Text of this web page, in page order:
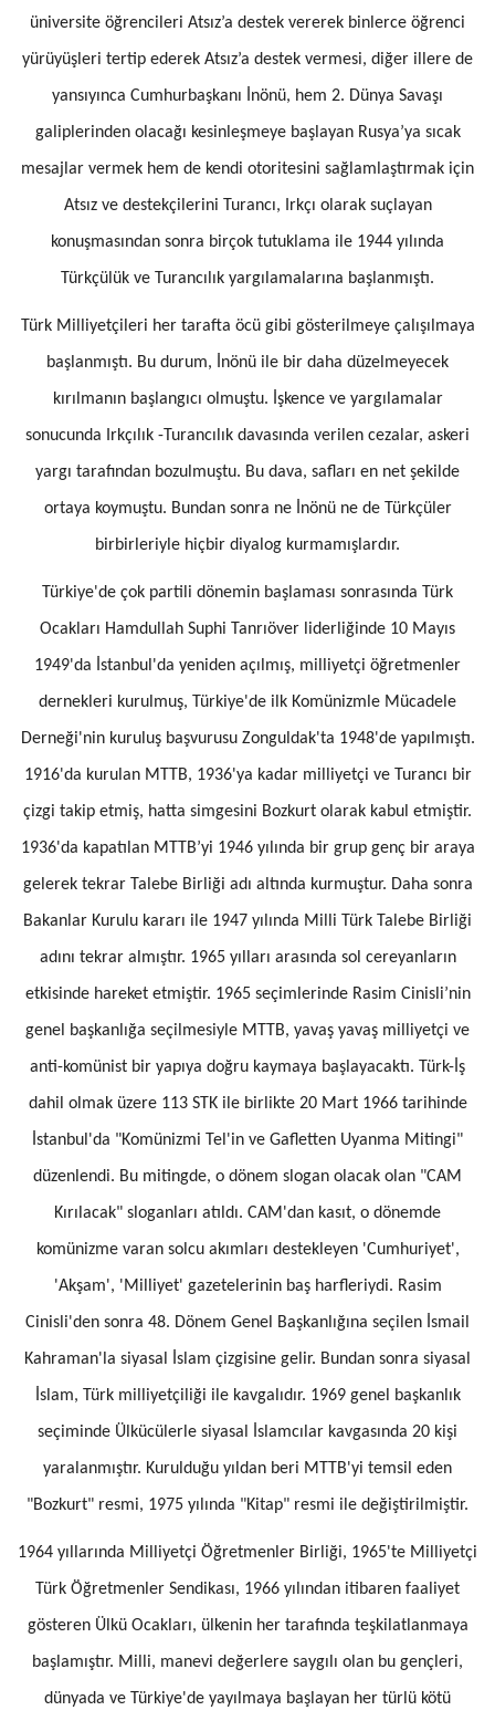
üniversite öğrencileri Atsız’a destek vererek binlerce öğrenci
yürüyüşleri tertip ederek Atsız’a destek vermesi, diğer illere de
yansıyınca Cumhurbaşkanı İnönü, hem 2. Dünya Savaşı
galiplerinden olacağı kesinleşmeye başlayan Rusya’ya sıcak
mesajlar vermek hem de kendi otoritesini sağlamlaştırmak için
Atsız ve destekçilerini Turancı, Irkçı olarak suçlayan
konuşmasından sonra birçok tutuklama ile 1944 yılında
Türkçülük ve Turancılık yargılamalarına başlanmıştı.
Türk Milliyetçileri her tarafta öcü gibi gösterilmeye çalışılmaya
başlanmıştı. Bu durum, İnönü ile bir daha düzelmeyecek
kırılmanın başlangıcı olmuştu. İşkence ve yargılamalar
sonucunda Irkçılık -Turancılık davasında verilen cezalar, askeri
yargı tarafından bozulmuştu. Bu dava, safları en net şekilde
ortaya koymuştu. Bundan sonra ne İnönü ne de Türkçüler
birbirleriyle hiçbir diyalog kurmamışlardır.
Türkiye'de çok partili dönemin başlaması sonrasında Türk
Ocakları Hamdullah Suphi Tanrıöver liderliğinde 10 Mayıs
1949'da İstanbul'da yeniden açılmış, milliyetçi öğretmenler
dernekleri kurulmuş, Türkiye'de ilk Komünizmle Mücadele
Derneği'nin kuruluş başvurusu Zonguldak'ta 1948'de yapılmıştı.
1916'da kurulan MTTB, 1936'ya kadar milliyetçi ve Turancı bir
çizgi takip etmiş, hatta simgesini Bozkurt olarak kabul etmiştir.
1936'da kapatılan MTTB’yi 1946 yılında bir grup genç bir araya
gelerek tekrar Talebe Birliği adı altında kurmuştur. Daha sonra
Bakanlar Kurulu kararı ile 1947 yılında Milli Türk Talebe Birliği
adını tekrar almıştır. 1965 yılları arasında sol cereyanların
etkisinde hareket etmiştir. 1965 seçimlerinde Rasim Cinisli’nin
genel başkanlığa seçilmesiyle MTTB, yavaş yavaş milliyetçi ve
anti-komünist bir yapıya doğru kaymaya başlayacaktı. Türk-İş
dahil olmak üzere 113 STK ile birlikte 20 Mart 1966 tarihinde
İstanbul'da "Komünizmi Tel'in ve Gafletten Uyanma Mitingi"
düzenlendi. Bu mitingde, o dönem slogan olacak olan "CAM
Kırılacak" sloganları atıldı. CAM'dan kasıt, o dönemde
komünizme varan solcu akımları destekleyen 'Cumhuriyet',
'Akşam', 'Milliyet' gazetelerinin baş harfleriydi. Rasim
Cinisli'den sonra 48. Dönem Genel Başkanlığına seçilen İsmail
Kahraman'la siyasal İslam çizgisine gelir. Bundan sonra siyasal
İslam, Türk milliyetçiliği ile kavgalıdır. 1969 genel başkanlık
seçiminde Ülkücülerle siyasal İslamcılar kavgasında 20 kişi
yaralanmıştır. Kurulduğu yıldan beri MTTB'yi temsil eden
"Bozkurt" resmi, 1975 yılında "Kitap" resmi ile değiştirilmiştir.
1964 yıllarında Milliyetçi Öğretmenler Birliği, 1965'te Milliyetçi
Türk Öğretmenler Sendikası, 1966 yılından itibaren faaliyet
gösteren Ülkü Ocakları, ülkenin her tarafında teşkilatlanmaya
başlamıştır. Milli, manevi değerlere saygılı olan bu gençleri,
dünyada ve Türkiye'de yayılmaya başlayan her türlü kötü